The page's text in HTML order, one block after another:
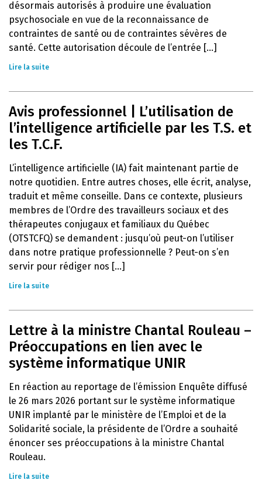
désormais autorisés à produire une évaluation
psychosociale en vue de la reconnaissance de
contraintes de santé ou de contraintes sévères de
santé. Cette autorisation découle de l’entrée [...]
Lire la suite
Avis professionnel | L’utilisation de
l’intelligence artificielle par les T.S. et
les T.C.F.
L’intelligence artificielle (IA) fait maintenant partie de
notre quotidien. Entre autres choses, elle écrit, analyse,
traduit et même conseille. Dans ce contexte, plusieurs
membres de l’Ordre des travailleurs sociaux et des
thérapeutes conjugaux et familiaux du Québec
(OTSTCFQ) se demandent : jusqu’où peut-on l’utiliser
dans notre pratique professionnelle ? Peut-on s’en
servir pour rédiger nos [...]
Lire la suite
Lettre à la ministre Chantal Rouleau –
Préoccupations en lien avec le
système informatique UNIR
En réaction au reportage de l’émission Enquête diffusé
le 26 mars 2026 portant sur le système informatique
UNIR implanté par le ministère de l’Emploi et de la
Solidarité sociale, la présidente de l’Ordre a souhaité
énoncer ses préoccupations à la ministre Chantal
Rouleau.
Lire la suite